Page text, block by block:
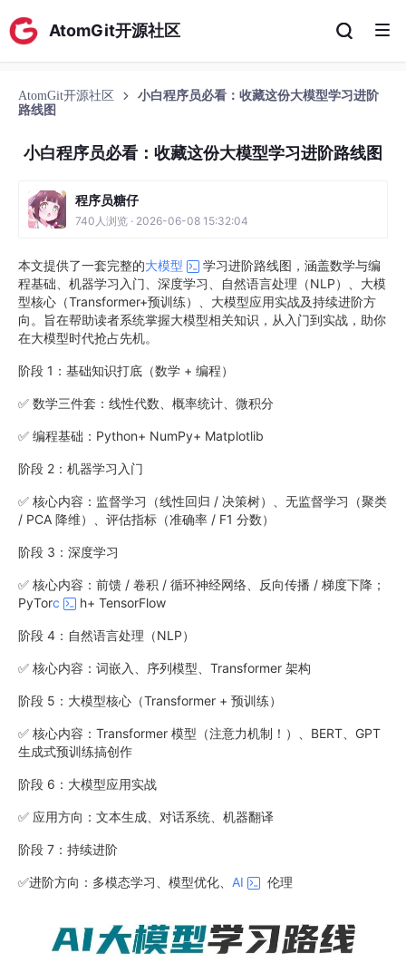
AtomGit开源社区
AtomGit开源社区
小白程序员必看：收藏这份大模型学习进阶
路线图
小白程序员必看：收藏这份大模型学习进阶路线图
程序员糖仔
740人浏览 · 2026-06-08 15:32:04
本文提供了一套完整的大模型
学习进阶路线图，涵盖数学与编
程基础、机器学习入门、深度学习、自然语言处理（NLP）、大模
型核心（Transformer+预训练）、大模型应用实战及持续进阶方
向。旨在帮助读者系统掌握大模型相关知识，从入门到实战，助你
在大模型时代抢占先机。
阶段 1：基础知识打底（数学 + 编程）
✅ 数学三件套：线性代数、概率统计、微积分
✅ 编程基础：Python+ NumPy+ Matplotlib
阶段 2：机器学习入门
✅ 核心内容：监督学习（线性回归 / 决策树）、无监督学习（聚类
/ PCA 降维）、评估指标（准确率 / F1 分数）
阶段 3：深度学习
✅ 核心内容：前馈 / 卷积 / 循环神经网络、反向传播 / 梯度下降；
PyTorc h+ TensorFlow
阶段 4：自然语言处理（NLP）
✅ 核心内容：词嵌入、序列模型、Transformer 架构
阶段 5：大模型核心（Transformer + 预训练）
✅ 核心内容：Transformer 模型（注意力机制！）、BERT、GPT
生成式预训练搞创作
阶段 6：大模型应用实战
✅ 应用方向：文本生成、对话系统、机器翻译
阶段 7：持续进阶
✅进阶方向：多模态学习、模型优化、 AI 伦理